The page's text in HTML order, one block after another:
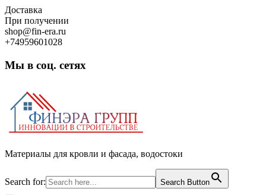
Skip
to
content
Доставка
При получении
shop@fin-era.ru
+74959601028
Мы в соц. сетях
Материалы для кровли и фасада, водостоки
Search for: Search Button